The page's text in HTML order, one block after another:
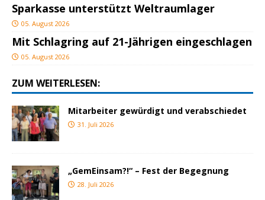
Sparkasse unterstützt Weltraumlager
05. August 2026
Mit Schlagring auf 21-Jährigen eingeschlagen
05. August 2026
ZUM WEITERLESEN:
Mitarbeiter gewürdigt und verabschiedet
31. Juli 2026
„GemEinsam?!“ – Fest der Begegnung
28. Juli 2026